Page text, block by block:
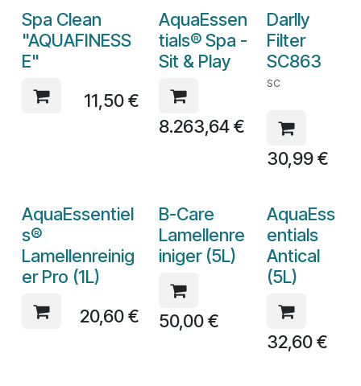
Spa Clean
"AQUAFINESS
E"
11,50€
AquaEssen
tials® Spa -
Sit & Play
8.263,64€
Darlly
Filter
SC863
SC
30,99€
AquaEssentiel
s®
Lamellenreinig
er Pro (1L)
20,60€
B-Care
Lamellenre
iniger (5L)
50,00€
AquaEss
entials
Antical
(5L)
32,60€